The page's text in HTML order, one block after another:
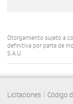
Otorgamiento sujeto a
definitiva por parte de
S.A.U.
Licitaciones Código